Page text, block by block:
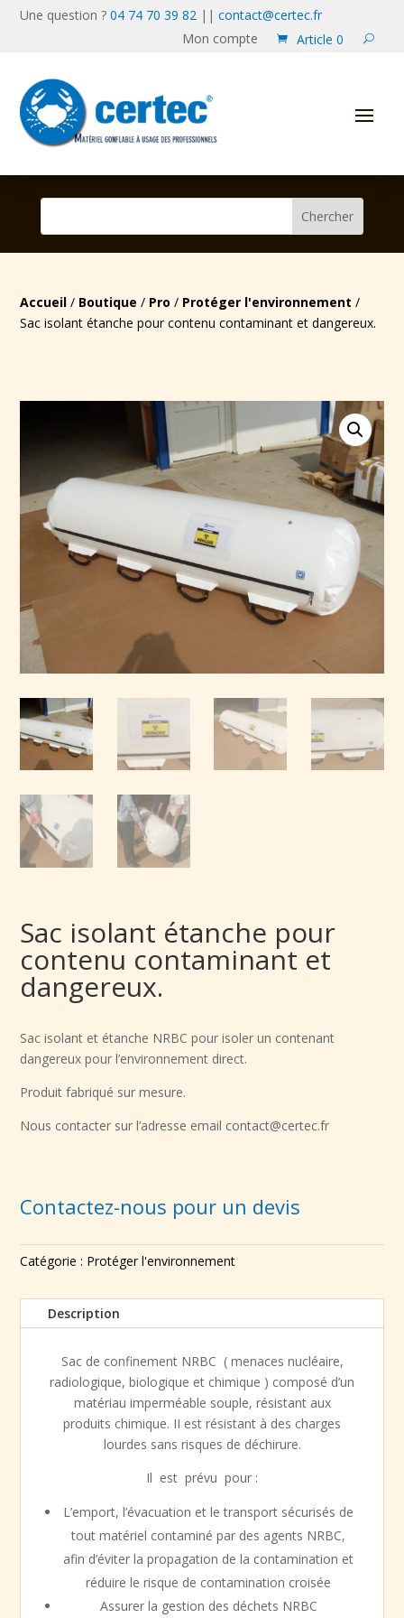
Une question ?04 74 70 39 82 ||contact@certec.fr
Mon compte
Article 0
Accueil / Boutique / Pro / Protéger l'environnement /
Sac isolant étanche pour contenu contaminant et dangereux.
Sac isolant étanche pour
contenu contaminant et
dangereux.
Sac isolant et étanche NRBC pour isoler un contenant
dangereux pour l’environnement direct.
Produit fabriqué sur mesure.
Nous contacter sur l’adresse email contact@certec.fr
Contactez-nous pour un devis
Catégorie : Protéger l'environnement
Description
Sac de confinement NRBC ( menaces nucléaire,
radiologique, biologique et chimique ) composé d’un
matériau imperméable souple, résistant aux
produits chimique. II est résistant à des charges
lourdes sans risques de déchirure.
Il est prévu pour :
L’emport, l’évacuation et le transport sécurisés de
tout matériel contaminé par des agents NRBC,
afin d’éviter la propagation de la contamination et
réduire le risque de contamination croisée
Assurer la gestion des déchets NRBC